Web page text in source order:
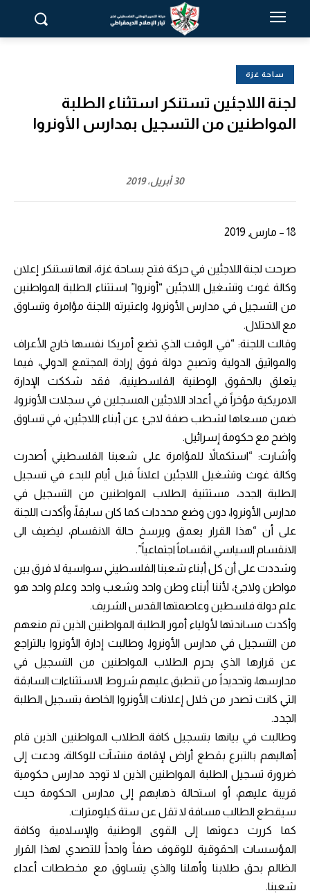
ساحة غزة
لجنة اللاجئين تستنكر استثناء الطلبة
المواطنين من التسجيل بمدارس الأونروا
30 أبريل، 2019
18 – مارس, 2019
صرحت لجنة اللاجئين في حركة فتح بساحة غزة، انها تستنكر إعلان
وكالة غوث وتشغيل اللاجئين “أونروا” استثناء الطلبة المواطنين
من التسجيل في مدارس الأونروا، واعتبرته اللجنة مؤامرة وتساوق
مع الاحتلال.
وقالت اللجنة: “في الوقت الذي تضع أمريكا نفسها خارج الأعراف
والمواثيق الدولية وتصبح دولة فوق إرادة المجتمع الدولي، فيما
يتعلق بالحقوق الوطنية الفلسطينية، فقد شككت الإدارة
الامريكية مؤخراً في أعداد اللاجئين المسجلين في سجلات الأونروا،
ضمن مسعاها لشطب صفة لاجئ عن أبناء اللاجئين، في تساوق
واضح مع حكومة إسرائيل.
وأشارت: “استكمالاً للمؤامرة على شعبنا الفلسطيني أصدرت
وكالة غوث وتشغيل اللاجئين اعلاناً قبل أيام للبدء في تسجيل
الطلبة الجدد، مستثنية الطلاب المواطنين من التسجيل في
مدارس الأونروا، دون وضع محددات كما كان سابقاً، وأكدت اللجنة
على أن “هذا القرار يعمق ويرسخ حالة الانقسام، ليضيف الى
الانقسام السياسي انقساماً اجتماعياً”.
وشددت على أن كل أبناء شعبنا الفلسطيني سواسية لا فرق بين
مواطن ولاجئ، لأننا أبناء وطن واحد وشعب واحد وعلم واحد هو
علم دولة فلسطين وعاصمتها القدس الشريف.
وأكدت مساندتها لأولياء أمور الطلبة المواطنين الذين تم منعهم
من التسجيل في مدارس الأونروا، وطالبت إدارة الأونروا بالتراجع
عن قرارها الذي يحرم الطلاب المواطنين من التسجيل في
مدارسها، وتحديداً من تنطبق عليهم شروط الاستثناءات السابقة
التي كانت تصدر من خلال إعلانات الأونروا الخاصة بتسجيل الطلبة
الجدد.
وطالبت في بيانها بتسجيل كافة الطلاب المواطنين الذين قام
أهاليهم بالتبرع بقطع أراض لإقامة منشآت للوكالة، ودعت إلى
ضرورة تسجيل الطلبة المواطنين الذين لا توجد مدارس حكومية
قريبة عليهم، أو استحالة ذهابهم إلى مدارس الحكومة حيث
سيقطع الطالب مسافة لا تقل عن ستة كيلومترات.
كما كررت دعوتها إلى القوى الوطنية والإسلامية وكافة
المؤسسات الحقوقية للوقوف صفاً واحداً للتصدي لهذا القرار
الظالم بحق طلابنا وأهلنا والذي يتساوق مع مخططات أعداء
شعبنا.